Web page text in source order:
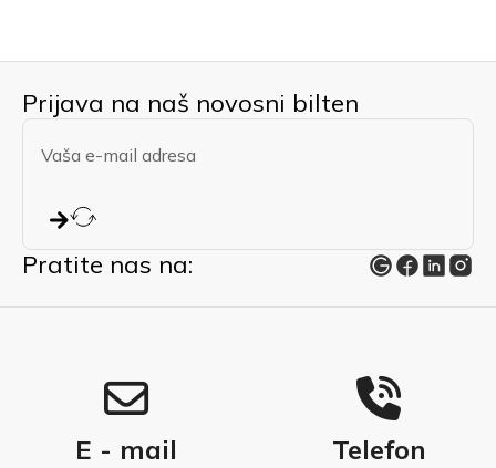
Etherma dizalica topline+klima
Prijava na naš novosni bilten
Pratite nas na:
E - mail Telefon